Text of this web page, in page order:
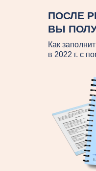
ПОСЛЕ
ВЫ
Как
в 2022 г. с